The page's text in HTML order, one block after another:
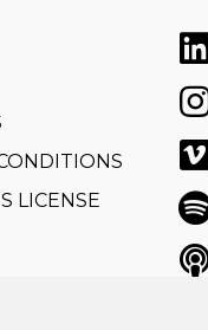
LICENSE